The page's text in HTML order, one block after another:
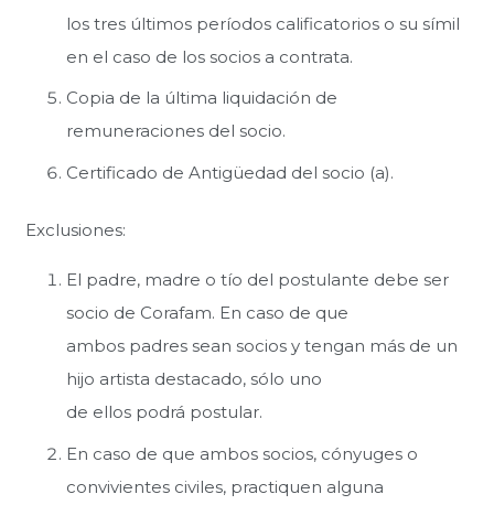
los tres últimos períodos calificatorios o su símil
en el caso de los socios a contrata.
Copia de la última liquidación de
remuneraciones del socio.
Certificado de Antigüedad del socio (a).
Exclusiones:
El padre, madre o tío del postulante debe ser
socio de Corafam. En caso de que
ambos padres sean socios y tengan más de un
hijo artista destacado, sólo uno
de ellos podrá postular.
En caso de que ambos socios, cónyuges o
convivientes civiles, practiquen alguna